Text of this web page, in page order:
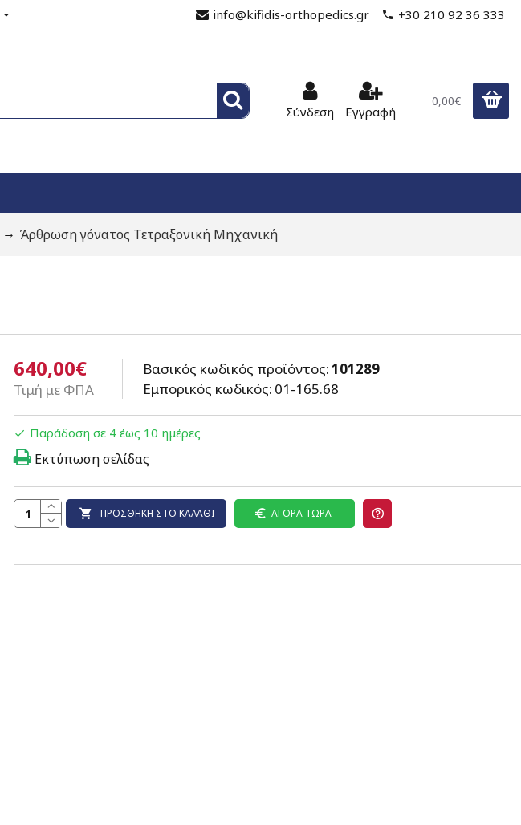
info@kifidis-orthopedics.gr +30 210 92 36 333
Σύνδεση Εγγραφή
0,00€
Άρθρωση γόνατος Τετραξονική Μηχανική
640,00€
Τιμή με ΦΠΑ
Βασικός κωδικός προϊόντος:101289
Εμπορικός κωδικός: 01-165.68
Παράδοση σε 4 έως 10 ημέρες
ΠΡΟΣΘΉΚΗ ΣΤΟ ΚΑΛΆΘΙ ΑΓΟΡΆ ΤΏΡΑ
Εκτύπωση σελίδας